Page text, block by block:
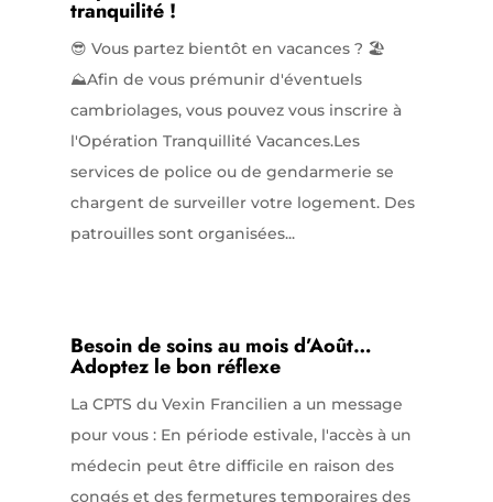
tranquilité !
😎 Vous partez bientôt en vacances ? 🏖️
⛰️Afin de vous prémunir d'éventuels
cambriolages, vous pouvez vous inscrire à
l'Opération Tranquillité Vacances.Les
services de police ou de gendarmerie se
chargent de surveiller votre logement. Des
patrouilles sont organisées...
Besoin de soins au mois d’Août…
Adoptez le bon réflexe
La CPTS du Vexin Francilien a un message
pour vous : En période estivale, l'accès à un
médecin peut être difficile en raison des
congés et des fermetures temporaires des